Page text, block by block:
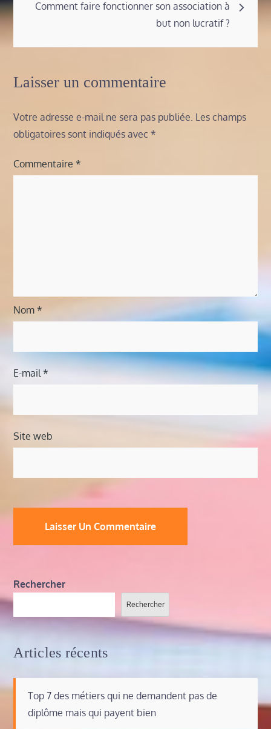
l’article
Comment faire fonctionner son association à
but non lucratif ?
Laisser un commentaire
Votre adresse e-mail ne sera pas publiée. Les champs
obligatoires sont indiqués avec *
Commentaire*
Nom*
E-mail*
Site web
Rechercher
Rechercher
Articles récents
Top 7 des métiers qui ne demandent pas de
diplôme mais qui payent bien